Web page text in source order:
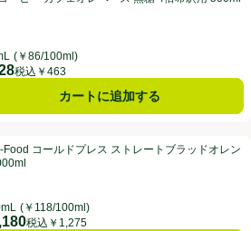
0.0点。
(￥86/100ml)
税込￥463
カートに追加する
トレートブラッドオレンジ 1000ml
4.0点。
Food コールドプレス ストレートブラッドオレン
(￥118/100ml)
税込￥1,275